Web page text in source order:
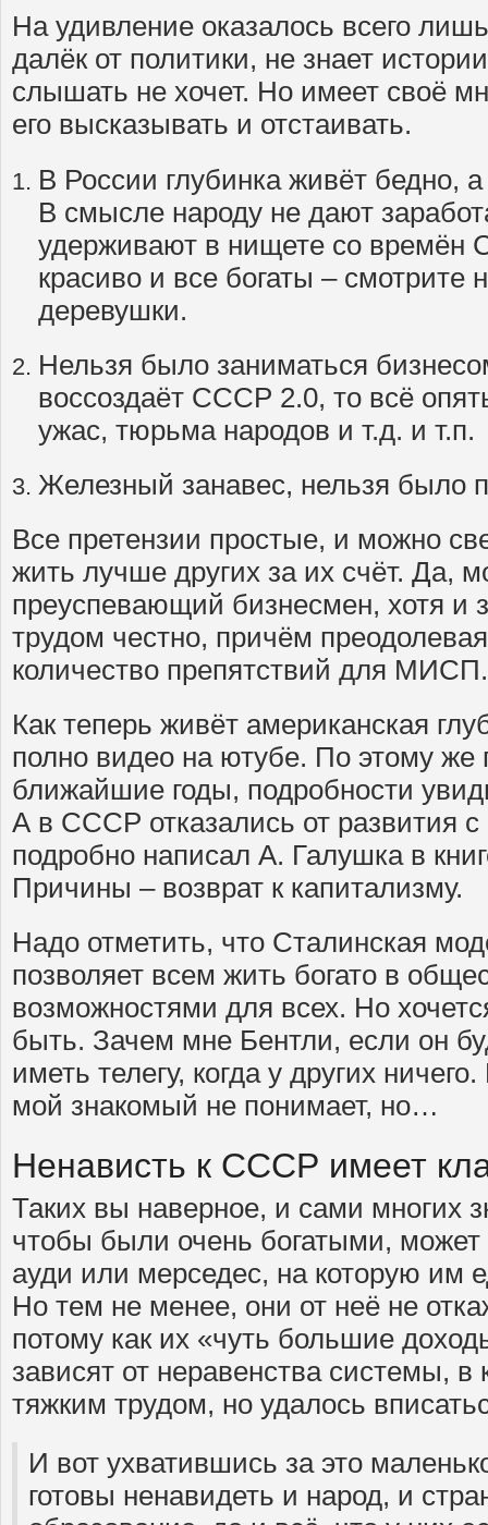
На удивление оказалось всего
далёк от политики, не знает
слышать не хочет. Но имеет своё
его высказывать и отстаивать.
В России глубинка живёт бедно,
В смысле народу не дают
удерживают в нищете со времён
красиво и все богаты –
деревушки.
Нельзя было заниматься
воссоздаёт СССР 2.0, то всё
ужас, тюрьма народов и т.д. и т.п.
Железный занавес, нельзя было
Все претензии простые, и можно
жить лучше других за их счёт. Да,
преуспевающий бизнесмен, хотя и
трудом честно, причём
количество препятствий для МИСП.
Как теперь живёт американская
полно видео на ютубе. По этому же
ближайшие годы, подробности
А в СССР отказались от развития с
подробно написал А. Галушка в
Причины – возврат к капитализму.
Надо отметить, что Сталинская
позволяет всем жить богато в
возможностями для всех. Но
быть. Зачем мне Бентли, если он
иметь телегу, когда у других
мой знакомый не понимает, но…
Ненависть к СССР имеет
Таких вы наверное, и сами многих
чтобы были очень богатыми,
ауди или мерседес, на которую им
Но тем не менее, они от неё не
потому как их «чуть большие
зависят от неравенства системы, в
тяжким трудом, но удалось
И вот ухватившись за это
готовы ненавидеть и народ, и